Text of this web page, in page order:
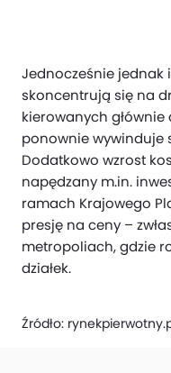
Jednocześnie jednak
skoncentrują się na
kierowanych
ponownie wywinduje
Dodatkowo wzrost
napędzany m.in.
ramach Krajowego
presję na ceny –
metropoliach, gdzie
działek.
Źródło: